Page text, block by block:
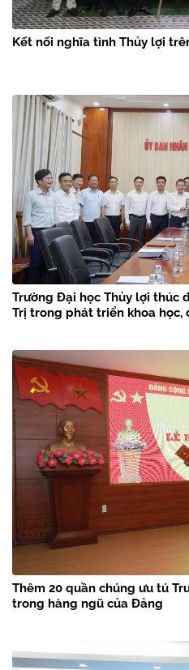
Kết nối nghĩa tình Thủy lợi
Trường Đại học Thủy lợi thúc
Trị trong phát triển khoa học,
Thêm 20 quần chúng ưu tú
trong hàng ngũ của Đảng